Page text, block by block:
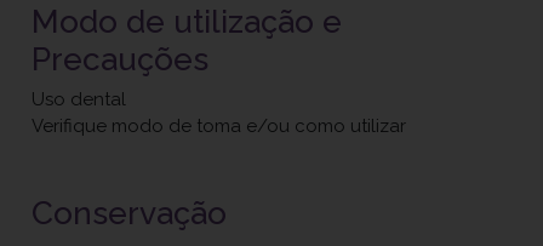
Modo de utilização e
Precauções
Uso dental
Verifique modo de toma e/ou como utilizar
Conservação